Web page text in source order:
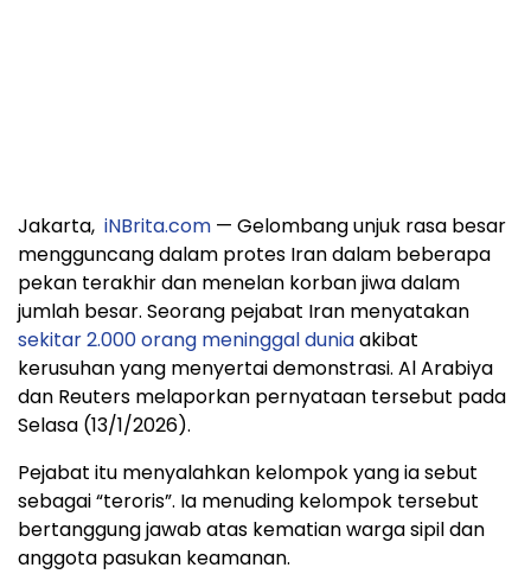
Jakarta, iNBrita.com — Gelombang unjuk rasa besar
mengguncang dalam protes Iran dalam beberapa
pekan terakhir dan menelan korban jiwa dalam
jumlah besar. Seorang pejabat Iran menyatakan
sekitar 2.000 orang meninggal duniaakibat
kerusuhan yang menyertai demonstrasi. Al Arabiya
dan Reuters melaporkan pernyataan tersebut pada
Selasa (13/1/2026).
Pejabat itu menyalahkan kelompok yang ia sebut
sebagai “teroris”. Ia menuding kelompok tersebut
bertanggung jawab atas kematian warga sipil dan
anggota pasukan keamanan.